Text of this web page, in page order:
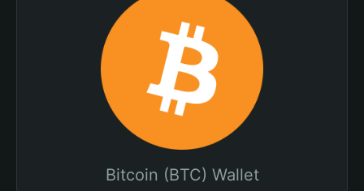
Bitcoin (BTC) Wallet